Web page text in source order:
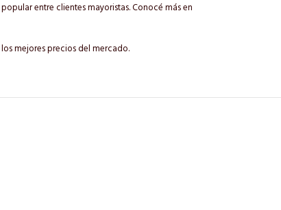
entre clientes mayoristas. Conocé más en
mejores precios del mercado.